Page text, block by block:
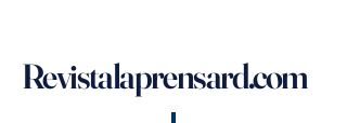
Revistalaprensard.com